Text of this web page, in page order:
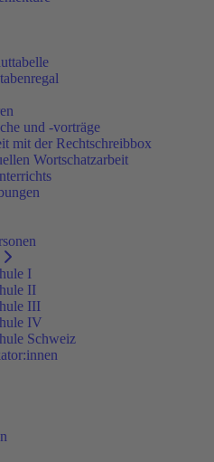
und -vorträge
mit der Rechtschreibbox
Wortschatzarbeit
I
II
III
IV
Schweiz